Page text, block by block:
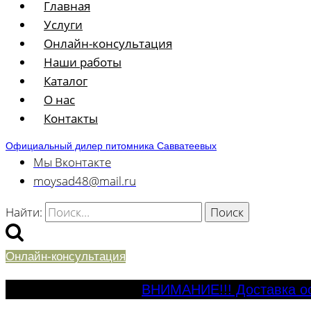
Главная
Услуги
Онлайн-консультация
Наши работы
Каталог
О нас
Контакты
Официальный дилер питомника Савватеевых
Мы Вконтакте
moysad48@mail.ru
Найти:
Онлайн-консультация
ВНИМАНИЕ!!! Доставка